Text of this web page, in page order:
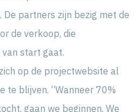
De partners zijn bezig met de
de verkoop, die
start gaat.
op de projectwebsite al
te blijven. “Wanneer 70%
gaan we beginnen. We